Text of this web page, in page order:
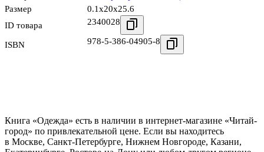
Размер
0.1x20x25.6
ID товара
2340028
ISBN 978-5-386-04905-8
Книга «Одежда» есть в наличии в интернет-магазине «Читай-
город» по привлекательной цене. Если вы находитесь
в Москве, Санкт-Петербурге, Нижнем Новгороде, Казани,